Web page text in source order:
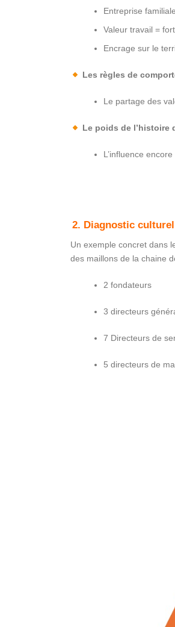
Entreprise
Valeur travail =
Encrage sur le
Les règles de
Le partage des
Le poids de l’histoire
L’influence
2. Diagnostic
Un exemple concret dans
des maillons de la chaine
2 fondateurs
3 directeurs
7 Directeurs de
5 directeurs de